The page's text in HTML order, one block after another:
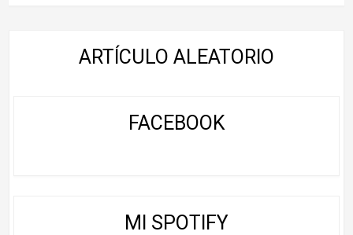
ARTÍCULO ALEATORIO
FACEBOOK
MI SPOTIFY